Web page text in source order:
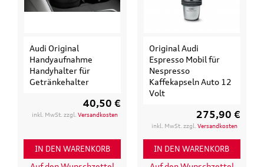
Audi Original
Handyaufnahme
Handyhalter für
Getränkehalter
40,50 €
inkl. MwSt. zzgl.Versandkosten
IN DEN WARENKORB
Original Audi
Espresso Mobil für
Nespresso
Kaffekapseln Auto 12
Volt
275,90 €
inkl. MwSt. zzgl. Versandkosten
IN DEN WARENKORB